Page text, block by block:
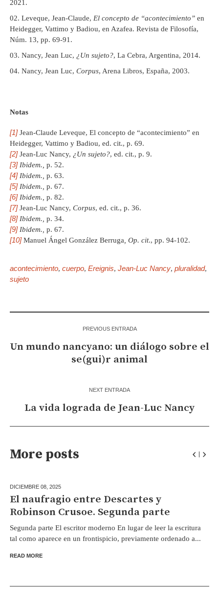
2021.
Leveque, Jean-Claude, El concepto de “acontecimiento” en
Heidegger, Vattimo y Badiou, en Azafea. Revista de Filosofía,
Núm. 13, pp. 69-91.
Nancy, Jean Luc, ¿Un sujeto?, La Cebra, Argentina, 2014.
Nancy, Jean Luc, Corpus, Arena Libros, España, 2003.
Notas
[1]Jean-Claude Leveque, El concepto de “acontecimiento” en
Heidegger, Vattimo y Badiou, ed. cit., p. 69.
[2]Jean-Luc Nancy, ¿Un sujeto?, ed. cit., p. 9.
[3] Ibidem., p. 52.
[4] Ibidem., p. 63.
[5] Ibidem., p. 67.
[6] Ibidem., p. 82.
[7]Jean-Luc Nancy, Corpus, ed. cit., p. 36.
[8] Ibidem., p. 34.
[9] Ibidem., p. 67.
[10]Manuel Ángel González Berruga , Op. cit., pp. 94-102.
acontecimiento, cuerpo, Ereignis, Jean-Luc Nancy, pluralidad,
sujeto
PREVIOUS ENTRADA
Un mundo nancyano: un diálogo sobre el
se(gui)r animal
NEXT ENTRADA
La vida lograda de Jean-Luc Nancy
More posts
DICIEMBRE 08, 2025
El naufragio entre Descartes y
Robinson Crusoe. Segunda parte
Segunda parte El escritor moderno En lugar de leer la escritura
tal como aparece en un frontispicio, previamente ordenado a...
READ MORE